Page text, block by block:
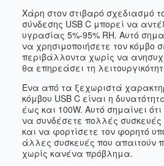
Χάρη στον στιβαρό σχεδιασμό
σύνδεσης USB C μπορεί να
υγρασίας 5%-95% RH. Αυτό
να χρησιμοποιήσετε τον κόμβο
περιβάλλοντα χωρίς να
θα επηρεάσει τη
Ένα από τα ξεχωριστά
κόμβου USB C είναι η
έως και 100W. Αυτό σημαίνει
να συνδέσετε πολλές
και να φορτίσετε τον φορητό
άλλες συσκευές που απαιτούν
χωρίς κανένα πρόβλημα.